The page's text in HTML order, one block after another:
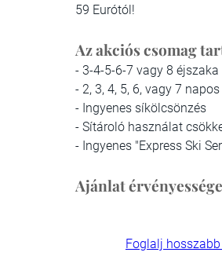
59 Eurótól!
Az akciós csomag
- 3-4-5-6-7 vagy 8
- 2, 3, 4, 5, 6, vagy 7
- Ingyenes síkölcsönzés
- Sítároló használat
- Ingyenes "Express Ski
Ajánlat
Foglalj